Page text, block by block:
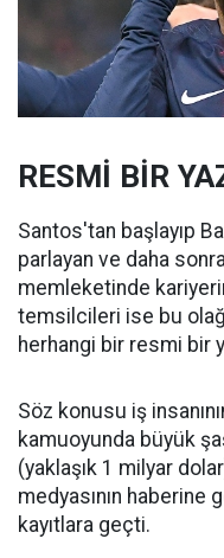
RESMİ BİR
Santos'tan başlayıp
parlayan ve daha
memleketinde
temsilcileri ise bu
herhangi bir resmi bir
Söz konusu iş
kamuoyunda büyük
(yaklaşık 1 milyar
medyasının haberine
kayıtlara geçti.